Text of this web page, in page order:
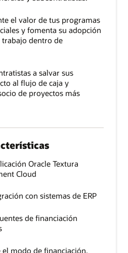
el valor de tus programas
y fomenta su adopción
dentro de
a salvar sus
al flujo de caja y
de proyectos más
Oracle Textura
Cloud
con sistemas de ERP
de financiación
modo de financiación,